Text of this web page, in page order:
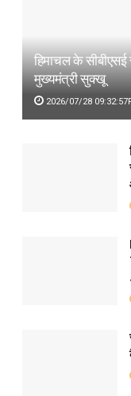
हिमाचल के
मुख्यमंत्री सुक्खू
2026/07/28